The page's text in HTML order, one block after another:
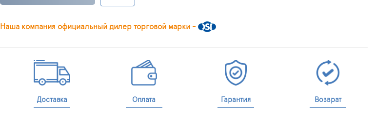
Наша компания официальный дилер торговой марки -
Доставка Оплата Гарантия Возврат